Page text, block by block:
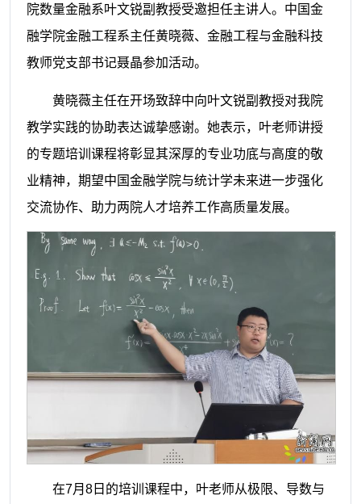
院数量金融系叶文锐副教授受邀担任主讲人。中国金
融学院金融工程系主任黄晓薇、金融工程与金融科技
教师党支部书记聂晶参加活动。
黄晓薇主任在开场致辞中向叶文锐副教授对我院
教学实践的协助表达诚挚感谢。她表示，叶老师讲授
的专题培训课程将彰显其深厚的专业功底与高度的敬
业精神，期望中国金融学院与统计学未来进一步强化
交流协作、助力两院人才培养工作高质量发展。
在7月8日的培训课程中，叶老师从极限、导数与